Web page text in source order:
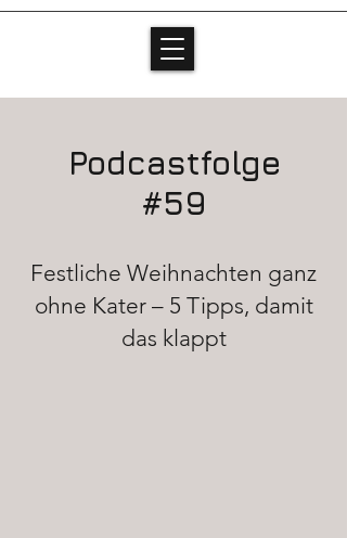
Podcastfolge
#59
Festliche Weihnachten ganz
ohne Kater – 5 Tipps, damit
das klappt